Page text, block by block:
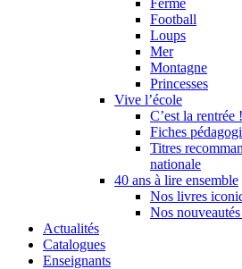
Football
Loups
Mer
Montagne
Princesses
Vive l’école
C’est la rentrée !
Fiches
Titres
nationale
40 ans à lire ensemble
Nos livres
Nos
Actualités
Catalogues
Enseignants